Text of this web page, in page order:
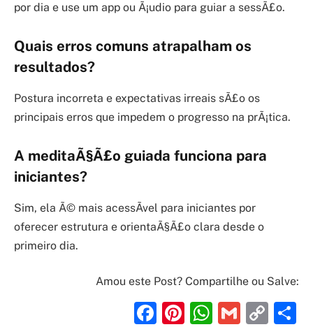
por dia e use um app ou Ã¡udio para guiar a sessÃ£o.
Quais erros comuns atrapalham os
resultados?
Postura incorreta e expectativas irreais sÃ£o os
principais erros que impedem o progresso na prÃ¡tica.
A meditaÃ§Ã£o guiada funciona para
iniciantes?
Sim, ela Ã© mais acessÃ­vel para iniciantes por
oferecer estrutura e orientaÃ§Ã£o clara desde o
primeiro dia.
Amou este Post? Compartilhe ou Salve:
Facebook
Pinterest
Gmail